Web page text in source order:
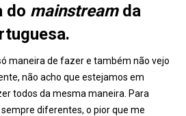
do mainstreamda
maneira de fazer e também não vejo
não acho que estejamos em
todos da mesma maneira. Para
diferentes, o pior que me